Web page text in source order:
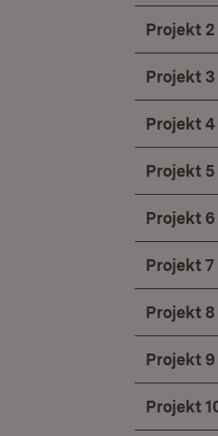
Projekt 2
Projekt 3
Projekt 4
Projekt 5
Projekt 6
Projekt 7
Projekt 8
Projekt 9
Projekt